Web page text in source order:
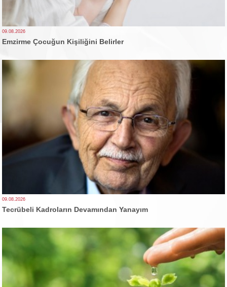
09.08.2026
Emzirme Çocuğun Kişiliğini Belirler
09.08.2026
Tecrübeli Kadroların Devamından Yanayım